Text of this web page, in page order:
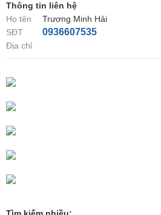
Thông tin liên hệ
Họ tên
Trương Minh Hải
SĐT
0936607535
Địa chỉ